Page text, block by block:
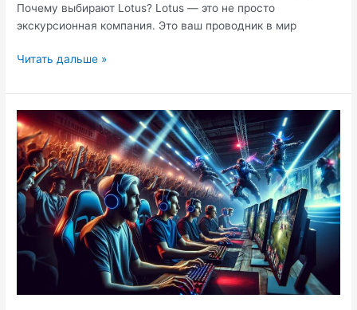
Почему выбирают Lotus? Lotus — это не просто
экскурсионная компания. Это ваш проводник в мир
Гоа
жемчужина
Индии
Читать дальше »